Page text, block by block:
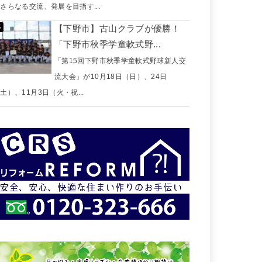
らなる交流、発展を目指す...
【下野市】古山クラブが優勝！
「下野市秋季学童軟式野...
「第15回下野市秋季学童軟式野球新人交
流大会」が10月18日（日）、24日
）、11月3日（火・祝...